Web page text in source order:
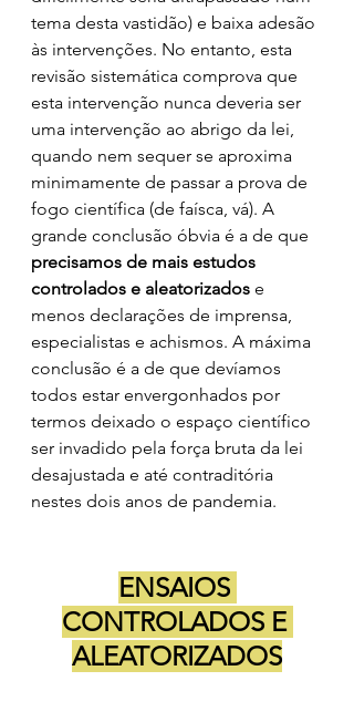
tema desta vastidão) e baixa adesão
às intervenções. No entanto, esta
revisão sistemática comprova que
esta intervenção nunca deveria ser
uma intervenção ao abrigo da lei,
quando nem sequer se aproxima
minimamente de passar a prova de
fogo científica (de faísca, vá). A
grande conclusão óbvia é a de que
precisamos de mais estudos
controlados e aleatorizados e
menos declarações de imprensa,
especialistas e achismos. A máxima
conclusão é a de que devíamos
todos estar envergonhados por
termos deixado o espaço científico
ser invadido pela força bruta da lei
desajustada e até contraditória
nestes dois anos de pandemia.
ENSAIOS
CONTROLADOS E
ALEATORIZADOS